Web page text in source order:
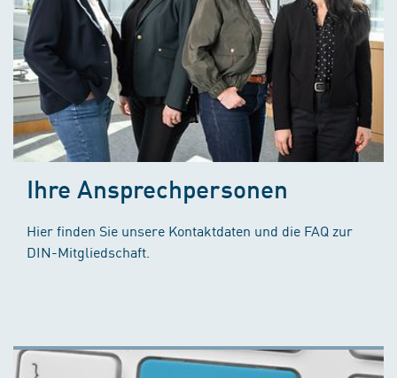
Ihre Ansprechpersonen
Hier finden Sie unsere Kontaktdaten und die FAQ zur
DIN-Mitgliedschaft.